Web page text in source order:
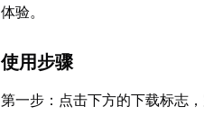
体验。
使用步骤
第一步：点击下方的下载标志